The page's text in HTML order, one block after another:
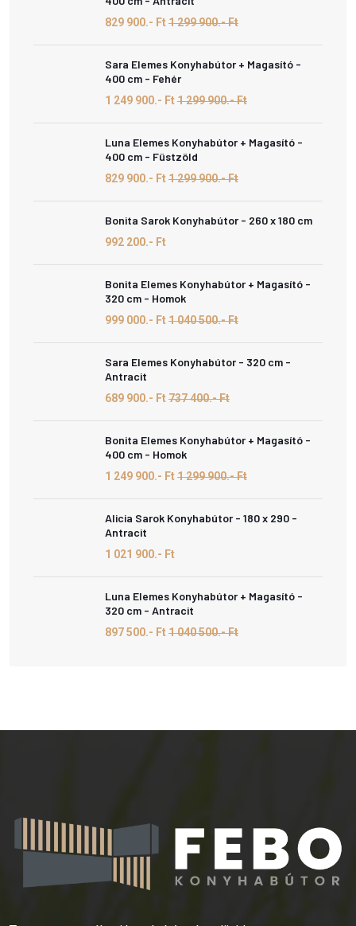
829 900.- Ft1 299 900.- Ft
Sara Elemes Konyhabútor + Magasító -
400 cm - Fehér
1 249 900.- Ft1 299 900.- Ft
Luna Elemes Konyhabútor + Magasító -
400 cm - Füstzöld
829 900.- Ft1 299 900.- Ft
Bonita Sarok Konyhabútor - 260 x 180 cm
992 200.- Ft
Bonita Elemes Konyhabútor + Magasító -
320 cm - Homok
999 000.- Ft1 040 500.- Ft
Sara Elemes Konyhabútor - 320 cm -
Antracit
689 900.- Ft737 400.- Ft
Bonita Elemes Konyhabútor + Magasító -
400 cm - Homok
1 249 900.- Ft1 299 900.- Ft
Alicia Sarok Konyhabútor - 180 x 290 -
Antracit
1 021 900.- Ft
Luna Elemes Konyhabútor + Magasító -
320 cm - Antracit
897 500.- Ft1 040 500.- Ft